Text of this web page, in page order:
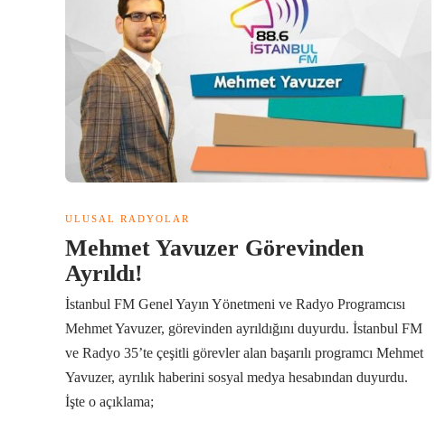
ULUSAL RADYOLAR
Mehmet Yavuzer Görevinden
Ayrıldı!
İstanbul FM Genel Yayın Yönetmeni ve Radyo Programcısı
Mehmet Yavuzer, görevinden ayrıldığını duyurdu. İstanbul FM
ve Radyo 35’te çeşitli görevler alan başarılı programcı Mehmet
Yavuzer, ayrılık haberini sosyal medya hesabından duyurdu.
İşte o açıklama;